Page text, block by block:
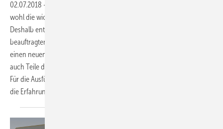
02.07.2018 -
wohl die wichtigsten Voraussetzungen für angenehmes Arbeiten.
Deshalb entschieden sich die durch das Jugendhaus Düsseldorf
beauftragten Architekten Hitpass + Schwingen aus Düsseldorf für
einen neuen Sonnenschutz der Firma Warema. Im Zuge dessen sollten
auch Teile der Fassaden- und Brüstungsbekleidung erneuert werden.
Für die Ausführung der Leistungen griff man auf das Know-how und
die Erfahrung von Lameko